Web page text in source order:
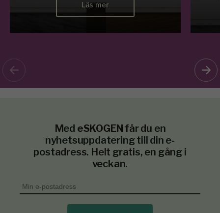
Läs mer
Med eSKOGEN får du en
nyhetsuppdatering till din e-
postadress. Helt gratis, en gång i
veckan.